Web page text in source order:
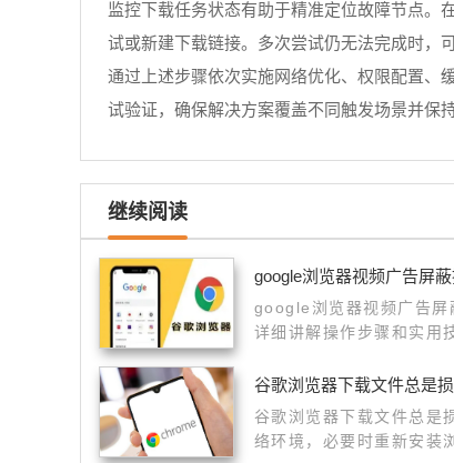
监控下载任务状态有助于精准定位故障节点。
试或新建下载链接。多次尝试仍无法完成时，
通过上述步骤依次实施网络优化、权限配置、
试验证，确保解决方案覆盖不同触发场景并保
继续阅读
google浏览器视频广告屏
google浏览器视频广告屏
详细讲解操作步骤和实用
谷歌浏览器下载文件总是
谷歌浏览器下载文件总是
络环境，必要时重新安装